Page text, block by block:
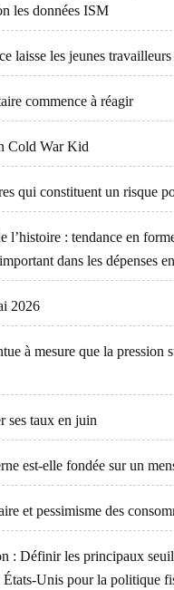
les données ISM
laisse les jeunes
commence à réagir
Cold War Kid
qui constituent un risque
l’histoire : tendance en
dans les dépenses
2026
à mesure que la pression
ses taux en juin
est-elle fondée sur un
et pessimisme des
: Définir les principaux
Unis pour la politique